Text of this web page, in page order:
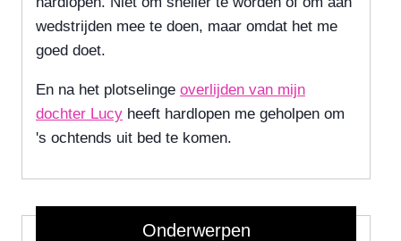
wedstrijden mee te doen, maar omdat het me
goed doet.
En na het plotselinge overlijden van mijn
dochter Lucy heeft hardlopen me geholpen om
's ochtends uit bed te komen.
Onderwerpen